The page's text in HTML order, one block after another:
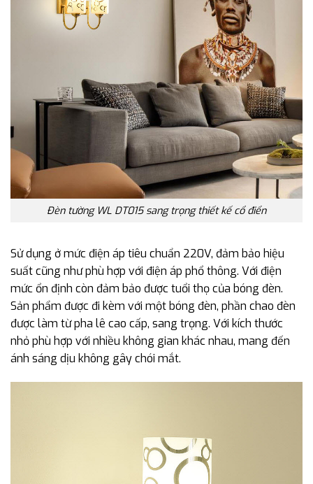
Đèn tường WL DT015 sang trọng thiết kế cổ điển
Sử dụng ở mức điện áp tiêu chuẩn 220V, đảm bảo hiệu
suất cũng như phù hợp với điện áp phổ thông. Với điện
mức ổn định còn đảm bảo được tuổi thọ của bóng đèn.
Sản phẩm được đi kèm với một bóng đèn, phần chao đèn
được làm từ pha lê cao cấp, sang trọng. Với kích thước
nhỏ phù hợp với nhiều không gian khác nhau, mang đến
ánh sáng dịu không gây chói mắt.